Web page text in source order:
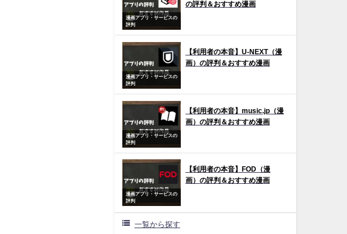
漫画アプリ・サービスの
評判
の評判＆おすすめ漫画
漫画アプリ・サービスの
評判
【利用者の本音】U-NEXT（漫
画）の評判＆おすすめ漫画
漫画アプリ・サービスの
評判
【利用者の本音】music.jp（漫
画）の評判＆おすすめ漫画
漫画アプリ・サービスの
評判
【利用者の本音】FOD（漫
画）の評判＆おすすめ漫画
一覧から探す